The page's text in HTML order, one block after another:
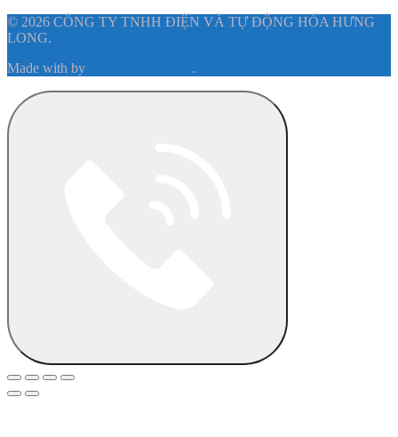
© 2026 CÔNG TY TNHH ĐIỆN VÀ TỰ ĐỘNG HÓA HƯNG
LONG.
Made with by .